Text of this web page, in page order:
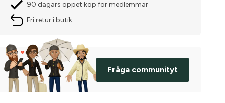
90 dagars öppet köp för medlemmar
Fri retur i butik
Fråga communityt